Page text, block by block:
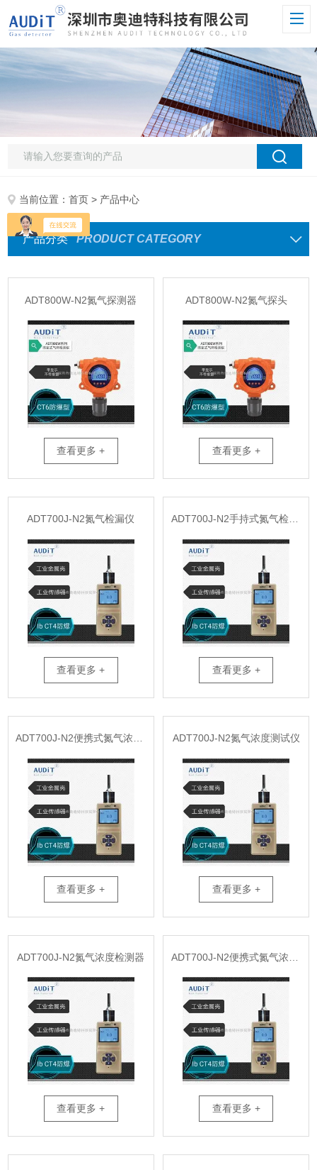
当前位置：首页 > 产品中心
产品分类 PRODUCT CATEGORY
ADT800W-N2氮气探测器
查看更多 +
ADT800W-N2氮气探头
查看更多 +
ADT700J-N2氮气检漏仪
查看更多 +
ADT700J-N2手持式氮气检测仪
查看更多 +
ADT700J-N2便携式氮气浓度检仪
查看更多 +
ADT700J-N2氮气浓度测试仪
查看更多 +
ADT700J-N2氮气浓度检测器
查看更多 +
ADT700J-N2便携式氮气浓度检测仪
查看更多 +